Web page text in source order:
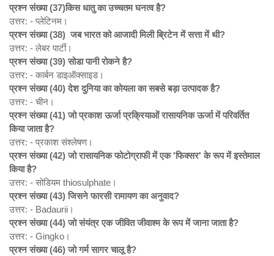
प्रश्न संख्या (37)किसधातु का उच्चतम घनत्व है?
उत्तर: - प्लेटिनम।
प्रश्न संख्या (38) जब भारत को आजादी मिली ब्रिटेन में सत्ता में थी?
उत्तर: - लेबर पार्टी।
प्रश्न संख्या (39) सोडा पानी रोकने है?
उत्तर: - कार्बन डाइऑक्साइड।
प्रश्न संख्या (40) देश दुनिया का कोयला का सबसे बड़ा उत्पादक है?
उत्तर: - चीन।
प्रश्न संख्या (41) जो प्रकाश ऊर्जा प्रक्रियाओं रासायनिक ऊर्जा में परिवर्तित
किया जाता है?
उत्तर: - प्रकाश संश्लेषण।
प्रश्न संख्या (42) जो रासायनिक फोटोग्राफी में एक 'फिक्सर' के रूप में इस्तेमाल
किया है?
उत्तर: - सोडियम thiosulphate।
प्रश्न संख्या (43) जिसने फारसी रामायण का अनुवाद?
उत्तर: - Badaurii।
प्रश्न संख्या (44) जो संयंत्र एक जीवित जीवाश्म के रूप में जाना जाता है?
उत्तर: - Gingko।
प्रश्न संख्या (46) जो गर्म सागर चालू है?